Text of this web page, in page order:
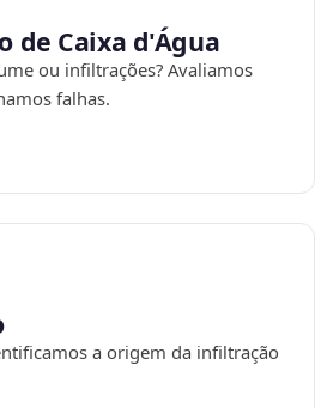
de Caixa d'Água
ou infiltrações? Avaliamos
falhas.
a origem da infiltração